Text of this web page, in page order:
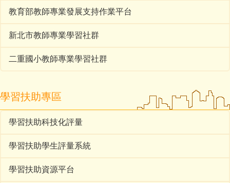
教育部教師專業發展支持作業平台
新北市教師專業學習社群
二重國小教師專業學習社群
學習扶助專區
學習扶助科技化評量
學習扶助學生評量系統
學習扶助資源平台